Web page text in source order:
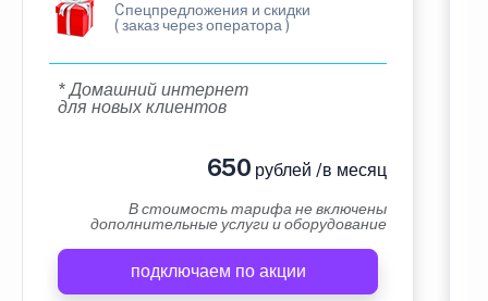
Cпецпредложения и скидки
( заказ через оператора )
* Домашний интернет
для новых клиентов
650 рублей /в месяц
В стоимость тарифа не включены
дополнительные услуги и оборудование
подключаем по акции